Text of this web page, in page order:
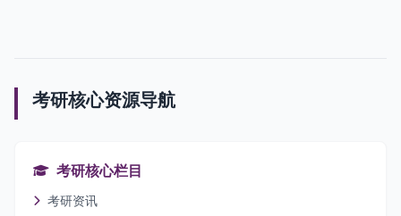
考研核心资源导航
考研核心栏目
考研资讯